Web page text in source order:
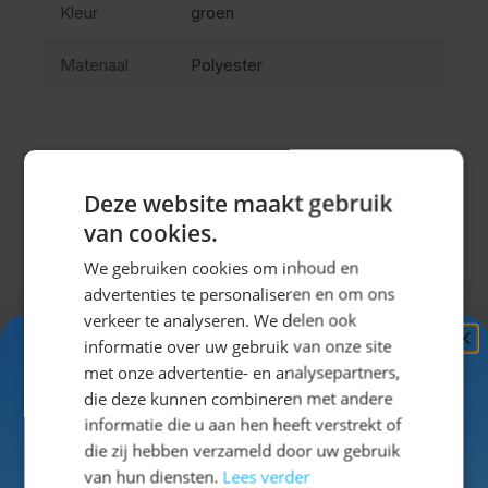
Deze oktoberfest broek is gemaakt van polyester en
dragen zonder zwaar te worden. De vaste bretels
blijft zitten tijdens lange feestdagen.
Deze lederhose is ideaal voor mannen die een
traditionele uitstraling zoeken zonder het onderhoud
van echt leer. Het onderhoudsvriendelijke materiaal is
eenvoudig schoon te maken en snel weer klaar voor
gebruik.
Traditionele details voor een
complete Oktoberfest look
Kleur groen
Materiaal Polyester
Misschien vind je dit ook leuk?
Navigeren door de elementen van de carrousel is
Druk om carrousel over te slaan
Druk op om naar carrouselnavigatie te gaan
Deze website maakt gebruik
van cookies.
We gebruiken cookies om inhoud en
advertenties te personaliseren en om ons
verkeer te analyseren. We delen ook
informatie over uw gebruik van onze site
met onze advertentie- en analysepartners,
die deze kunnen combineren met andere
informatie die u aan hen heeft verstrekt of
die zij hebben verzameld door uw gebruik
van hun diensten. Lees verder
Ontvang5%
KORTING!
Schrijf je nuin voor de nieuwsbrief en ontvang toegang
tot exclusieve kortingen!